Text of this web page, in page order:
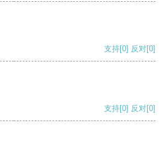
支持[0] 反对[0]
支持[0] 反对[0]